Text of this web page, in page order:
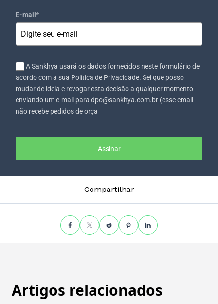
E-mail *
A Sankhya usará os dados fornecidos neste formulário de
acordo com a sua Política de Privacidade. Sei que posso
mudar de ideia e revogar esta decisão a qualquer momento
enviando um e-mail para dpo@sankhya.com.br (esse email
não recebe pedidos de orça
Assinar
Compartilhar
Artigos relacionados